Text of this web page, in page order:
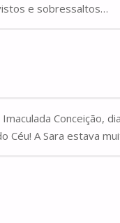
e sobressaltos…
A Sara estava